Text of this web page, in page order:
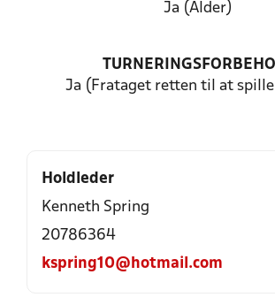
Ja (Alder)
Ja (Frataget retten til at
Holdleder
Kenneth Spring
20786364
kspring10@hotmail.com